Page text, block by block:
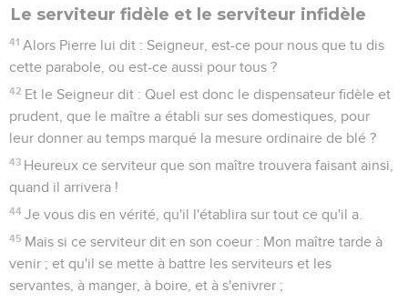
Le serviteur fidèle et le serviteur infidèle
41 Alors Pierre lui dit : Seigneur, est-ce pour nous que tu dis
cette parabole, ou est-ce aussi pour tous ?
42 Et le Seigneur dit : Quel est donc le dispensateur fidèle et
prudent, que le maître a établi sur ses domestiques, pour
leur donner au temps marqué la mesure ordinaire de blé ?
43 Heureux ce serviteur que son maître trouvera faisant ainsi,
quand il arrivera !
44 Je vous dis en vérité, qu'il l'établira sur tout ce qu'il a.
45 Mais si ce serviteur dit en son coeur : Mon maître tarde à
venir ; et qu'il se mette à battre les serviteurs et les
servantes, à manger, à boire, et à s'enivrer ;